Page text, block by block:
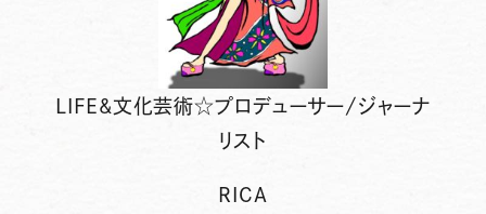
LIFE&文化芸術☆プロデューサー/ジャーナ
リスト
RICA